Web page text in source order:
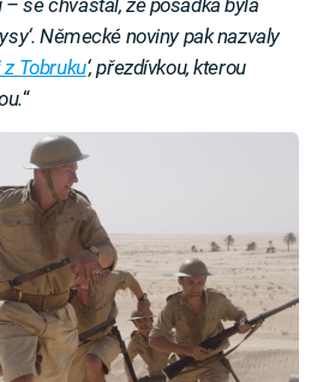
Německé noviny pak nazvaly
Tobruku‘, přezdívkou, kterou
“